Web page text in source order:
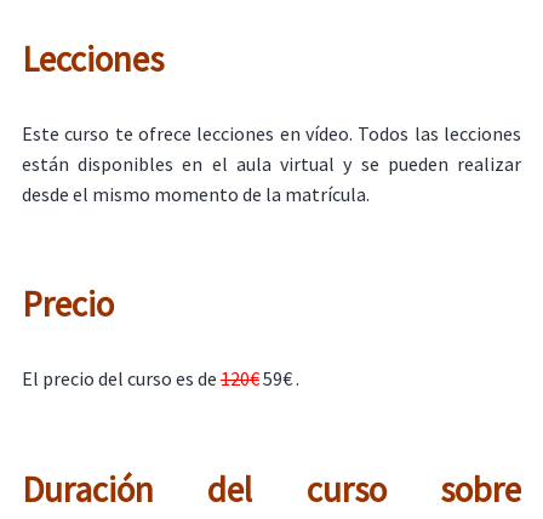
Lecciones
Este curso te ofrece lecciones en vídeo. Todos las lecciones
están disponibles en el aula virtual y se pueden realizar
desde el mismo momento de la matrícula.
Precio
El precio del curso es de 120€59€ .
Duración del curso sobre